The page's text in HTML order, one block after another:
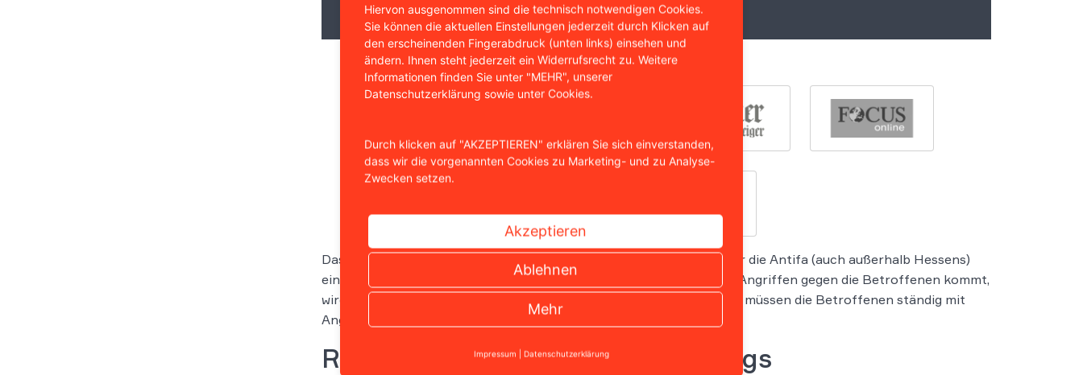
Wir sind bekannt aus
Das Veröffentlichen von Namen und Daten politischer Gegner ist für die Antifa (auch außerhalb Hessens)
eine gängige Praxis. Und selbst wenn es in Folge der Aktion nicht zu Angriffen gegen die Betroffenen kommt,
wird zumindest ein Gefühl der Bedrohung hervorgerufen. Schließlich müssen die Betroffenen ständig mit
Angriffen auf sich, ihre Familie oder ihr Eigentum rechnen.
Rechtliche Einordnung des Doxings
Hiervon ausgenommen sind die technisch notwendigen Cookies.
Sie können die aktuellen Einstellungen jederzeit durch Klicken auf
den erscheinenden Fingerabdruck (unten links) einsehen und
ändern. Ihnen steht jederzeit ein Widerrufsrecht zu. Weitere
Informationen finden Sie unter "MEHR", unserer
Datenschutzerklärung sowie unter Cookies.
Durch klicken auf "AKZEPTIEREN" erklären Sie sich einverstanden,
dass wir die vorgenannten Cookies zu Marketing- und zu Analyse-
Zwecken setzen.
Akzeptieren
Ablehnen
Mehr
Impressum Datenschutzerklärung